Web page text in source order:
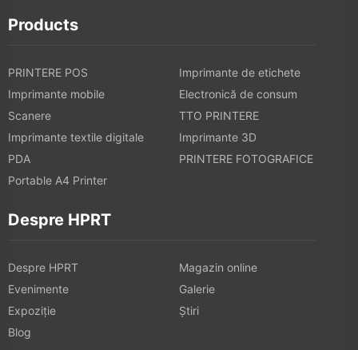
Products
PRINTERE POS
Imprimante de etichete
Imprimante mobile
Electronică de consum
Scanere
TTO PRINTERE
Imprimante textile digitale
Imprimante 3D
PDA
PRINTERE FOTOGRAFICE
Portable A4 Printer
Despre HPRT
Despre HPRT
Magazin online
Evenimente
Galerie
Expoziţie
Știri
Blog